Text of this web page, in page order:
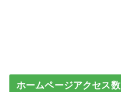
ホームページアクセス数